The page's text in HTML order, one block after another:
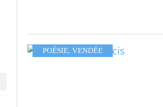
POÉSIE, VENDÉE